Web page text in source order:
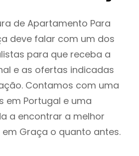
de Apartamento Para
deve falar com um dos
para que receba a
e as ofertas indicadas
Contamos com uma
em Portugal e uma
a encontrar a melhor
Graça o quanto antes.